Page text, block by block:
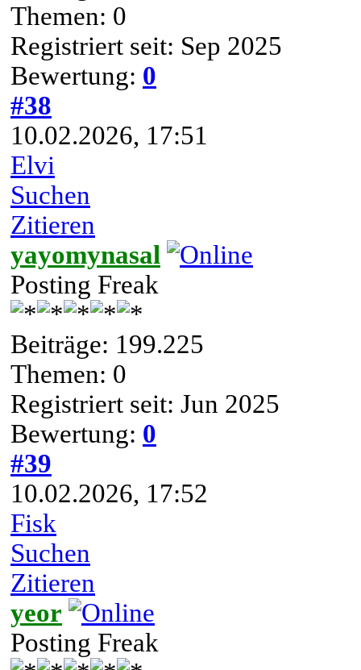
Themen: 0
Registriert seit: Sep 2025
Bewertung: 0
#38
10.02.2026, 17:51
Elvi
Suchen
Zitieren
yayomynasal
Posting Freak
Beiträge: 199.225
Themen: 0
Registriert seit: Jun 2025
Bewertung: 0
#39
10.02.2026, 17:52
Fisk
Suchen
Zitieren
yeor
Posting Freak